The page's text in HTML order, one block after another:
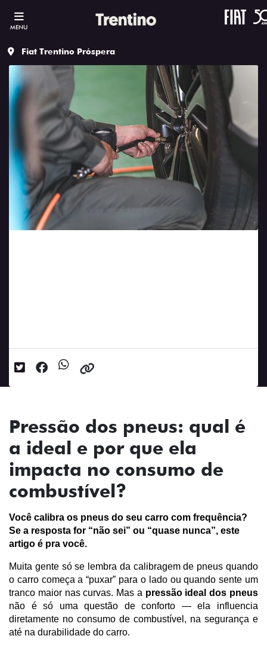
MENU
Fiat Trentino Próspera
Pressão dos pneus: qual é
a ideal e por que ela
impacta no consumo de
combustível?
Você calibra os pneus do seu carro com frequência?
Se a resposta for “não sei” ou “quase nunca”, este
artigo é pra você.
Muita gente só se lembra da calibragem de pneus quando
o carro começa a “puxar” para o lado ou quando sente um
tranco maior nas curvas. Mas a pressão ideal dos pneus
não é só uma questão de conforto — ela influencia
diretamente no consumo de combustível, na segurança e
até na durabilidade do carro.